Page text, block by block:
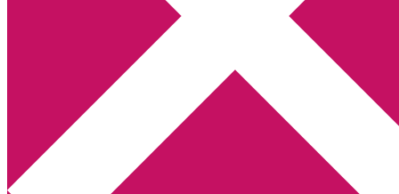
Utskriftscentralen
Min tv-blogg
You are here:Home Bokbloggsjerka
Bokbloggsjerka 16 – 19
Bokbloggsjerka 16 – 19 augusti